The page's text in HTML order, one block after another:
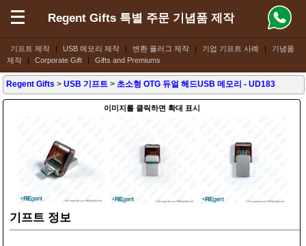
기프트 제작 | USB 메모리 제작 | 변환 플러그 제작 | 기업 기프트 사례 |
기념품
제작
| Corporate Gift | Gifts and Premiums
Regent Gifts 특별 주문 기념품 제작
Regent Gifts >USB 기프트 > 초소형 OTG 듀얼 헤드USB 메모리 - UD183
이미지를 클릭하면 확대 표시
기프트 정보